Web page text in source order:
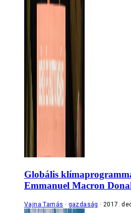
Globális
Emmanuel Macron
Vajna Tamás gazdaság 2017.